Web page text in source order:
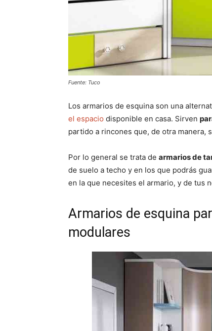
Fuente: Tuco
Los armarios de esquina son una
el espacio disponible en casa. Sirven
partido a rincones que, de otra manera,
Por lo general se trata de armarios de
de suelo a techo y en los que podrás
en la que necesites el armario, y de tus
Armarios de esquina
modulares